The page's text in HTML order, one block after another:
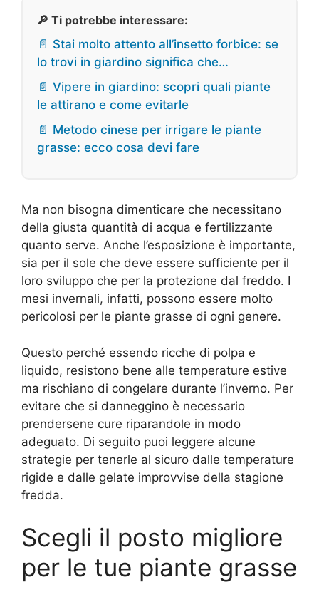
🔎 Ti potrebbe interessare:
📄 Stai molto attento all’insetto forbice: se
lo trovi in giardino significa che…
📄 Vipere in giardino: scopri quali piante
le attirano e come evitarle
📄 Metodo cinese per irrigare le piante
grasse: ecco cosa devi fare
Ma non bisogna dimenticare che necessitano
della giusta quantità di acqua e fertilizzante
quanto serve. Anche l’esposizione è importante,
sia per il sole che deve essere sufficiente per il
loro sviluppo che per la protezione dal freddo. I
mesi invernali, infatti, possono essere molto
pericolosi per le piante grasse di ogni genere.
Questo perché essendo ricche di polpa e
liquido, resistono bene alle temperature estive
ma rischiano di congelare durante l’inverno. Per
evitare che si danneggino è necessario
prendersene cure riparandole in modo
adeguato. Di seguito puoi leggere alcune
strategie per tenerle al sicuro dalle temperature
rigide e dalle gelate improvvise della stagione
fredda.
Scegli il posto migliore
per le tue piante grasse